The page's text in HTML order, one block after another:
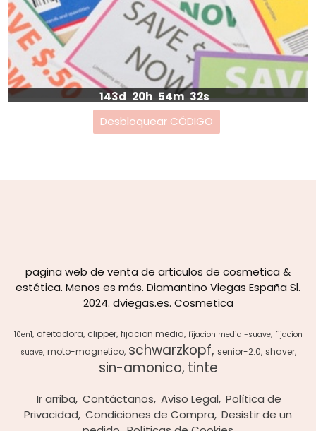
143d 20h 54m 31s
pagina web de venta de articulos de cosmetica &
estética. Menos es más. Diamantino Viegas España Sl.
2024. dviegas.es. Cosmetica
10en1 afeitadora clipper fijacion media fijacion media -suave fijacion
suave moto-magnetico schwarzkopf senior-2.0 shaver
sin-amonico tinte
Ir arriba Contáctanos Aviso Legal Política de
Privacidad Condiciones de Compra Desistir de un